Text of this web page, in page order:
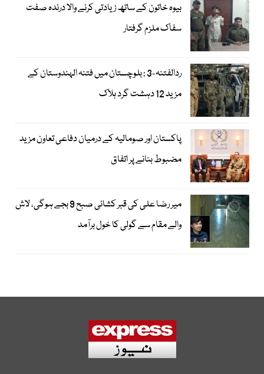
بیوہ خاتون کے ساتھ زیادتی کرنے والا درندہ صفت
سفاک ملزم گرفتار
ردالفتنہ-3 : بلوچستان میں فتنہ الہندوستان کے
مزید 12 دہشت گرد ہلاک
پاکستان اور صومالیہ کے درمیان دفاعی تعاون مزید
مضبوط بنانے پر اتفاق
میر رضا علی کی قبر کشائی صبح 9 بجے ہوگی، لاش
والے مقام سے گولی کا خول برآمد